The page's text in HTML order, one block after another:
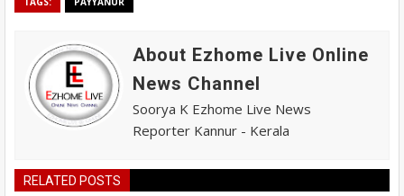
About Ezhome Live Online
News Channel
Soorya K Ezhome Live News
Reporter Kannur - Kerala
RELATED POSTS